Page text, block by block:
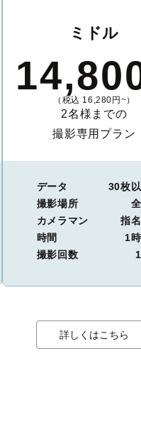
ミドル
（税込 16,280円~）
2名様までの
撮影専用プラン
データ
30枚
撮影場所
カメラマン
指
時間
1
撮影回数
詳しくはこちら